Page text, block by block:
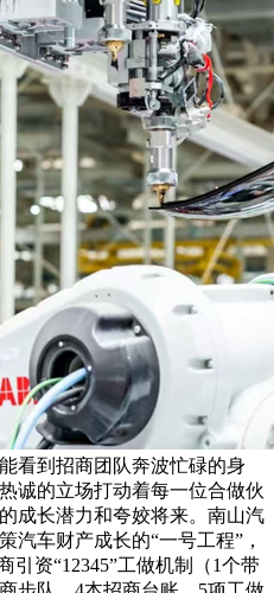
看到招商团队奔波忙碌的身
诚的立场打动着每一位合做伙
成长潜力和夸姣将来。南山汽
汽车财产成长的“一号工程”，
引资“12345”工做机制（1个带